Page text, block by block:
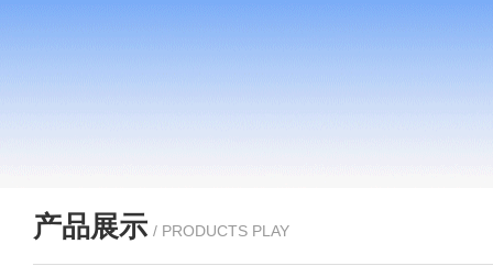
产品展示 / PRODUCTS PLAY